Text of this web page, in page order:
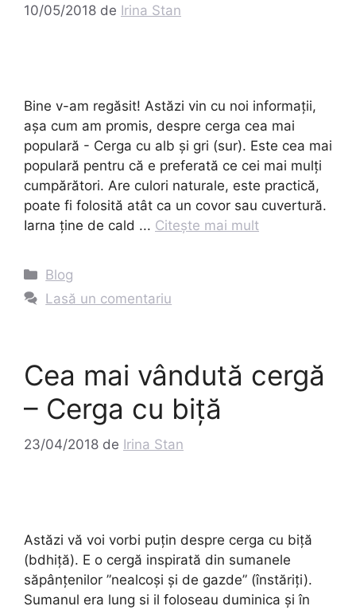
10/05/2018 de Irina Stan
Bine v-am regăsit! Astăzi vin cu noi informații,
așa cum am promis, despre cerga cea mai
populară - Cerga cu alb și gri (sur). Este cea mai
populară pentru că e preferată ce cei mai mulți
cumpărători. Are culori naturale, este practică,
poate fi folosită atât ca un covor sau cuvertură.
Iarna ține de cald ... Citește mai mult
Categorii
Blog
Lasă un comentariu
Cea mai vândută cergă
– Cerga cu biță
23/04/2018 de Irina Stan
Astăzi vă voi vorbi puțin despre cerga cu biță
(bdhiță). E o cergă inspirată din sumanele
săpânțenilor ”nealcoși și de gazde” (înstăriți).
Sumanul era lung si il foloseau duminica și în